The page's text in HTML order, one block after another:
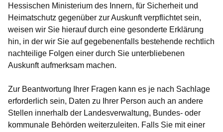
Hessischen Ministerium des Innern, für Sicherheit und
Heimatschutz gegenüber zur Auskunft verpflichtet sein,
weisen wir Sie hierauf durch eine gesonderte Erklärung
hin, in der wir Sie auf gegebenenfalls bestehende rechtlich
nachteilige Folgen einer durch Sie unterbliebenen
Auskunft aufmerksam machen.
Zur Beantwortung Ihrer Fragen kann es je nach Sachlage
erforderlich sein, Daten zu Ihrer Person auch an andere
Stellen innerhalb der Landesverwaltung, Bundes- oder
kommunale Behörden weiterzuleiten. Falls Sie mit einer